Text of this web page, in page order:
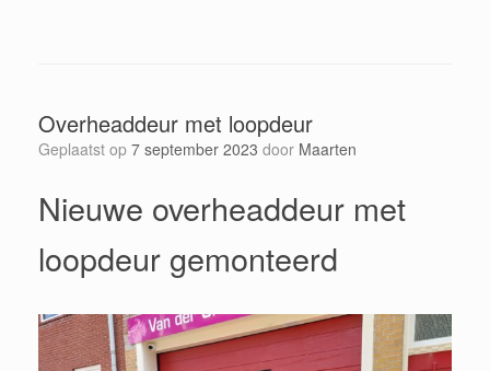
Overheaddeur met loopdeur
Geplaatst op 7 september 2023 door Maarten
Nieuwe overheaddeur met
loopdeur gemonteerd